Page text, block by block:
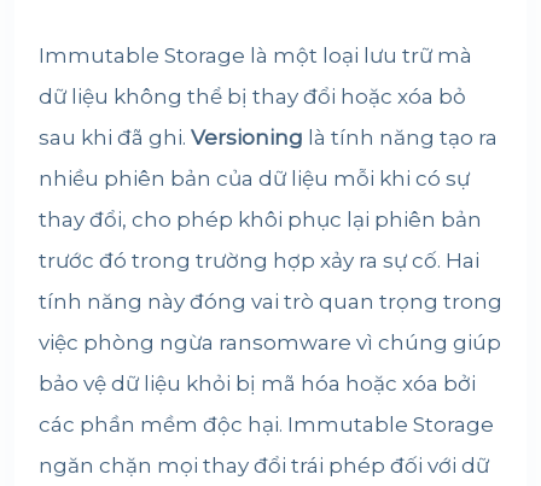
Immutable Storage là một loại lưu trữ mà
dữ liệu không thể bị thay đổi hoặc xóa bỏ
sau khi đã ghi. Versioning là tính năng tạo ra
nhiều phiên bản của dữ liệu mỗi khi có sự
thay đổi, cho phép khôi phục lại phiên bản
trước đó trong trường hợp xảy ra sự cố. Hai
tính năng này đóng vai trò quan trọng trong
việc phòng ngừa ransomware vì chúng giúp
bảo vệ dữ liệu khỏi bị mã hóa hoặc xóa bởi
các phần mềm độc hại. Immutable Storage
ngăn chặn mọi thay đổi trái phép đối với dữ